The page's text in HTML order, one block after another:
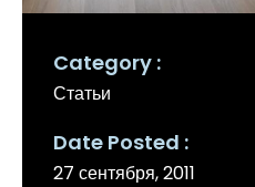
Category
Статьи
Date Posted
27 сентября, 2011